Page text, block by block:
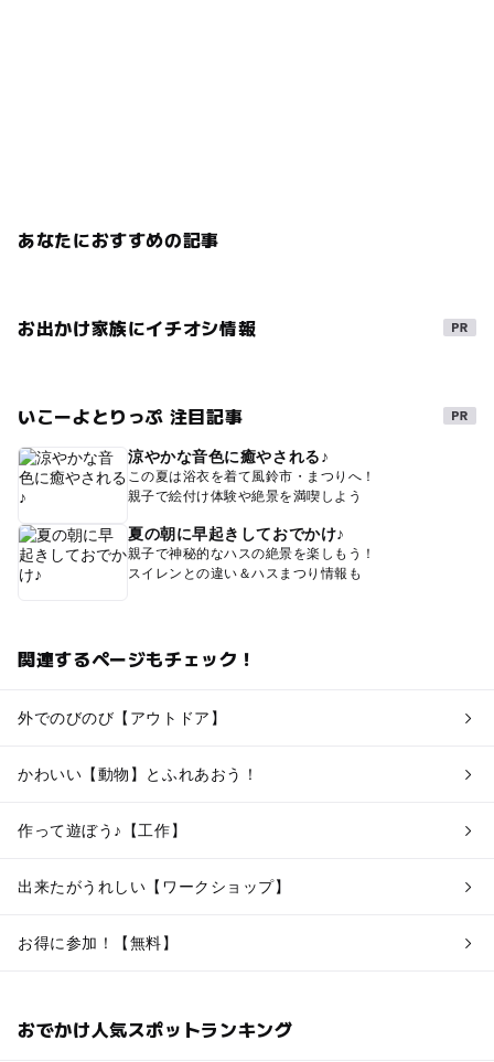
あなたにおすすめの記事
お出かけ家族にイチオシ情報
いこーよとりっぷ 注目記事
涼やかな音色に癒やされる♪
この夏は浴衣を着て風鈴市・まつりへ！
親子で絵付け体験や絶景を満喫しよう
夏の朝に早起きしておでかけ♪
親子で神秘的なハスの絶景を楽しもう！
スイレンとの違い＆ハスまつり情報も
関連するページもチェック！
外でのびのび【アウトドア】
かわいい【動物】とふれあおう！
作って遊ぼう♪【工作】
出来たがうれしい【ワークショップ】
お得に参加！【無料】
おでかけ人気スポットランキング